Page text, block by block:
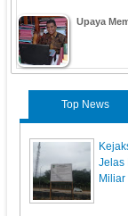
Upaya
Top News
Jelas
Miliar